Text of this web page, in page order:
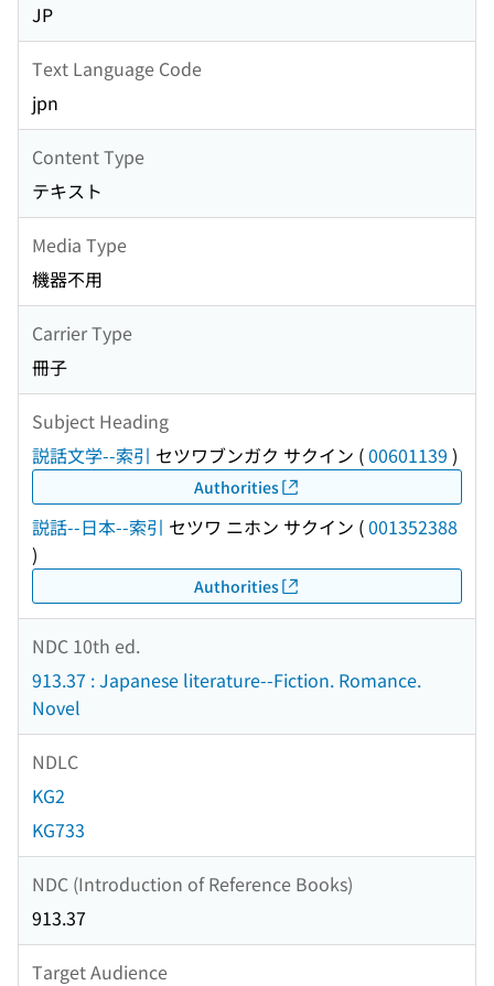
JP
Text Language Code
jpn
Content Type
テキスト
Media Type
機器不用
Carrier Type
冊子
Subject Heading
説話文学--索引 セツワブンガク サクイン (00601139 )
Authorities
説話--日本--索引 セツワ ニホン サクイン (001352388
)
Authorities
NDC 10th ed.
913.37 : Japanese literature--Fiction. Romance.
Novel
NDLC
KG2
KG733
NDC (Introduction of Reference Books)
913.37
Target Audience